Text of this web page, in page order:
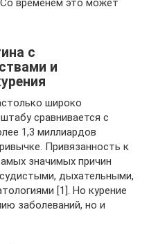
с
и
широко
сравнивается с
1,3 миллиардов
Привязанность к
значимых причин
дыхательными,
[1]. Но курение
заболеваний, но и